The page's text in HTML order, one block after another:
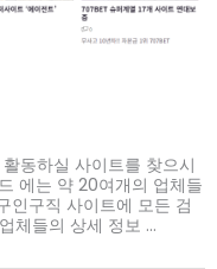
동하실 사이트를 찾으시
에는 약 20여개의 업체들
인구직 사이트에 모든 검
체들의 상세 정보 ...